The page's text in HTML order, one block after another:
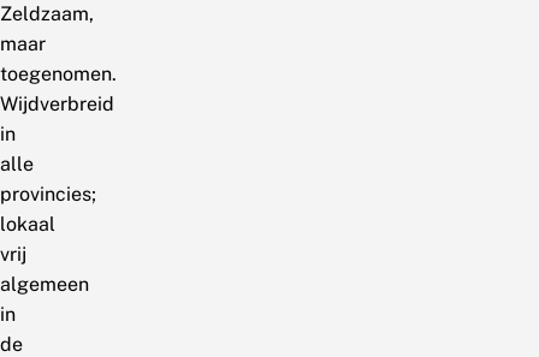
Zeldzaam,
maar
toegenomen.
Wijdverbreid
in
alle
provincies;
lokaal
vrij
algemeen
in
de